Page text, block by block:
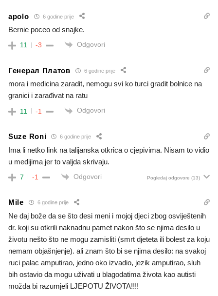
apolo 6 godine prije
Bernie poceo od snajke.
11 -3 Odgovori
Генерал Платов 6 godine prije
mora i medicina zaradit, nemogu svi ko turci gradit bolnice na
granici i zarađivat na ratu
11 -1 Odgovori
Suze Roni 6 godine prije
Ima li netko link na talijanska otkrica o cjepivima. Nisam to vidio
u medijima jer to valjda skrivaju.
7 -1 Odgovori Pogledaj odgovore (13)
Mile 6 godine prije
Ne daj bože da se što desi meni i mojoj djeci zbog osviještenih
dr. koji su otkrili naknadnu pamet nakon što se njima desilo u
životu nešto što ne mogu zamisliti (smrt djeteta ili bolest za koju
nemam objašnjenje). ali znam što bi se njima desilo: na svakoj
ruci palac amputirao, jedno oko izvadio, jezik amputirao, sluh
bih ostavio da mogu uživati u blagodatima života kao autisti
možda bi razumjeli LJEPOTU ŽIVOTA!!!!